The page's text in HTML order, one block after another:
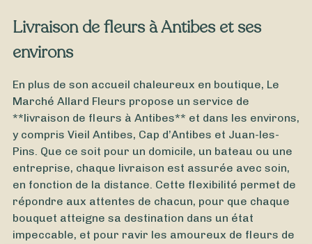
À partir de40 € - Personnaliser
Bouquet Saint-Valentin
Livraison de fleurs à Antibes et ses
environs
En plus de son accueil chaleureux en boutique, Le
Marché Allard Fleurs propose un service de
**livraison de fleurs à Antibes** et dans les environs,
y compris Vieil Antibes, Cap d’Antibes et Juan-les-
Pins. Que ce soit pour un domicile, un bateau ou une
entreprise, chaque livraison est assurée avec soin,
en fonction de la distance. Cette flexibilité permet de
répondre aux attentes de chacun, pour que chaque
bouquet atteigne sa destination dans un état
impeccable, et pour ravir les amoureux de fleurs de